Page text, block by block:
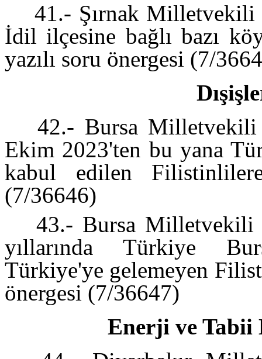
41.- Şırnak Milletvekili
İdil ilçesine bağlı bazı
yazılı soru önergesi (7/
42.- Bursa
Ekim 2023'ten bu yana
kabul edilen
(7/36646)
43.- Bursa Milletvekili
yıllarında Türkiye
Türkiye'ye gelemeyen
önergesi (7/36647)
Enerji ve Tabii